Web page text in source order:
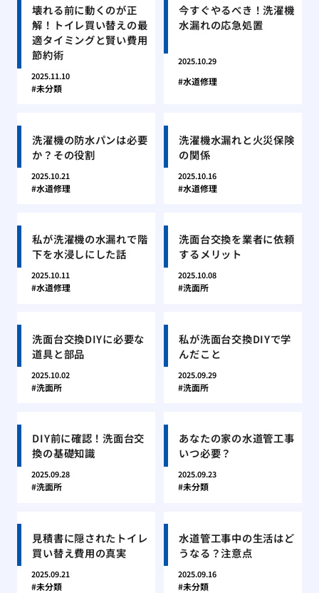
壊れる前に動くのが正
解！トイレ買い替えの最
適タイミングと賢い費用
節約術
2025.11.10
未分類
今すぐやるべき！洗濯機
水漏れの応急処置
2025.10.29
水道修理
洗濯機の防水パンは必要
か？その役割
2025.10.21
水道修理
洗濯機水漏れと火災保険
の関係
2025.10.16
水道修理
私が洗濯機の水漏れで階
下を水浸しにした話
2025.10.11
水道修理
洗面台交換を業者に依頼
するメリット
2025.10.08
洗面所
洗面台交換DIYに必要な
道具と部品
2025.10.02
洗面所
私が洗面台交換DIYで学
んだこと
2025.09.29
洗面所
DIY前に確認！洗面台交
換の基礎知識
2025.09.28
洗面所
あなたの家の水道管工事
いつ必要？
2025.09.23
未分類
見積書に隠されたトイレ
買い替え費用の真実
2025.09.21
未分類
水道管工事中の生活はど
うなる？注意点
2025.09.16
未分類